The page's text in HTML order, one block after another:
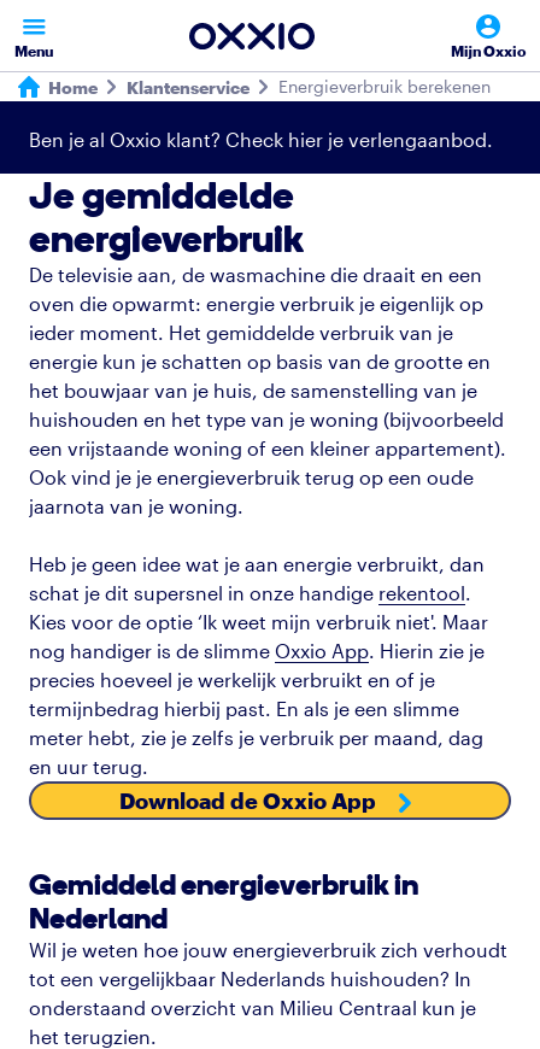
Menu Mijn Oxxio
Home Klantenservice Energieverbruik berekenen
Ben je al Oxxio klant? Check hier je verlengaanbod.
Je gemiddelde
energieverbruik
De televisie aan, de wasmachine die draait en een
oven die opwarmt: energie verbruik je eigenlijk op
ieder moment. Het gemiddelde verbruik van je
energie kun je schatten op basis van de grootte en
het bouwjaar van je huis, de samenstelling van je
huishouden en het type van je woning (bijvoorbeeld
een vrijstaande woning of een kleiner appartement).
Ook vind je je energieverbruik terug op een oude
jaarnota van je woning.
Heb je geen idee wat je aan energie verbruikt, dan
schat je dit supersnel in onze handige rekentool.
Kies voor de optie ‘Ik weet mijn verbruik niet'. Maar
nog handiger is de slimme Oxxio App. Hierin zie je
precies hoeveel je werkelijk verbruikt en of je
termijnbedrag hierbij past. En als je een slimme
meter hebt, zie je zelfs je verbruik per maand, dag
en uur terug.
Download de Oxxio App
Gemiddeld energieverbruik in
Nederland
Wil je weten hoe jouw energieverbruik zich verhoudt
tot een vergelijkbaar Nederlands huishouden? In
onderstaand overzicht van Milieu Centraal kun je
het terugzien.